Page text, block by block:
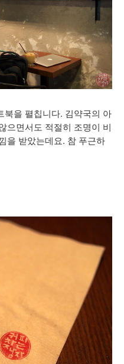
북을 펼칩니다. 김약국의 아
으면서도 적절히 조명이 비
을 받았는데요. 참 푸근하